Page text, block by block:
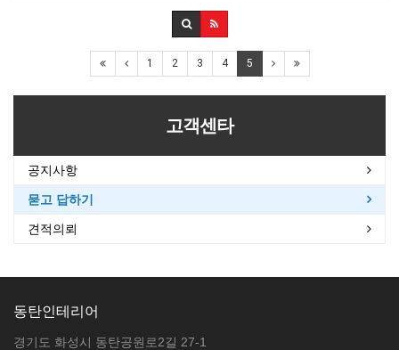
1 2 3 4 5
고객센타
공지사항
묻고 답하기
견적의뢰
동탄인테리어
경기도 화성시 동탄공원로2길 27-1